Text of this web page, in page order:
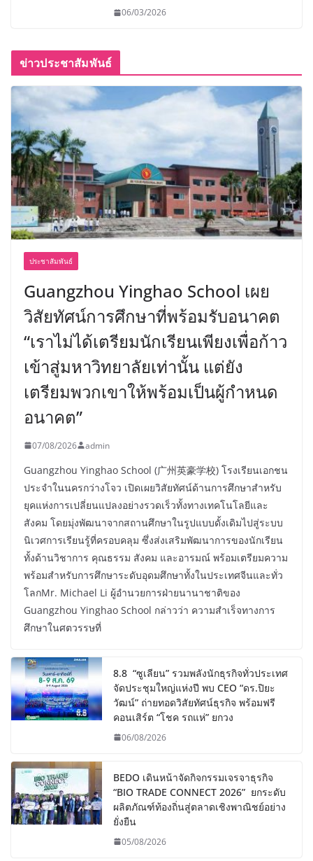
06/03/2026
ข่าวประชาสัมพันธ์
ประชาสัมพันธ์
Guangzhou Yinghao School เผย
วิสัยทัศน์การศึกษาที่พร้อมรับอนาคต
“เราไม่ได้เตรียมนักเรียนเพียงเพื่อก้าว
เข้าสู่มหาวิทยาลัยเท่านั้น แต่ยัง
เตรียมพวกเขาให้พร้อมเป็นผู้กำหนด
อนาคต”
07/08/2026 admin
Guangzhou Yinghao School (广州英豪学校) โรงเรียนเอกชน
ประจำในนครกว่างโจว เปิดเผยวิสัยทัศน์ด้านการศึกษาสำหรับ
ยุคแห่งการเปลี่ยนแปลงอย่างรวดเร็วทั้งทางเทคโนโลยีและ
สังคม โดยมุ่งพัฒนาจากสถานศึกษาในรูปแบบดั้งเดิมไปสู่ระบบ
นิเวศการเรียนรู้ที่ครอบคลุม ซึ่งส่งเสริมพัฒนาการของนักเรียน
ทั้งด้านวิชาการ คุณธรรม สังคม และอารมณ์ พร้อมเตรียมความ
พร้อมสำหรับการศึกษาระดับอุดมศึกษาทั้งในประเทศจีนและทั่ว
โลกMr. Michael Li ผู้อำนวยการฝ่ายนานาชาติของ
Guangzhou Yinghao School กล่าวว่า ความสำเร็จทางการ
ศึกษาในศตวรรษที่
8.8 “ซูเลียน” รวมพลังนักธุรกิจทั่วประเทศ
จัดประชุมใหญ่แห่งปี พบ CEO “ดร.ปิยะ
วัฒน์” ถ่ายทอดวิสัยทัศน์ธุรกิจ พร้อมฟรี
คอนเสิร์ต “โชค รถแห่” ยกวง
06/08/2026
BEDO เดินหน้าจัดกิจกรรมเจรจาธุรกิจ
“BIO TRADE CONNECT 2026” ยกระดับ
ผลิตภัณฑ์ท้องถิ่นสู่ตลาดเชิงพาณิชย์อย่าง
ยั่งยืน
05/08/2026